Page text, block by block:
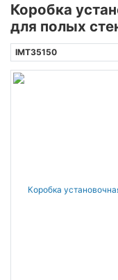
Коробка
для полых
IMT35150